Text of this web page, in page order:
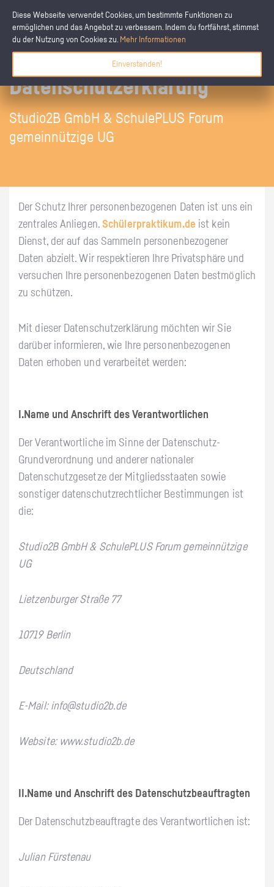
Diese Webseite verwendet Cookies, um bestimmte Funktionen zu
ermöglichen und das Angebot zu verbessern. Indem du fortfährst, stimmst
du der Nutzung von Cookies zu. Mehr Informationen
Einverstanden!
Datenschutzerklärung
Studio2B GmbH & SchulePLUS Forum
gemeinnützige UG
Der Schutz Ihrer personenbezogenen Daten ist uns ein
zentrales Anliegen. Schülerpraktikum.de ist kein
Dienst, der auf das Sammeln personenbezogener
Daten abzielt. Wir respektieren Ihre Privatsphäre und
versuchen Ihre personenbezogenen Daten bestmöglich
zu schützen.
Mit dieser Datenschutzerklärung möchten wir Sie
darüber informieren, wie Ihre personenbezogenen
Daten erhoben und verarbeitet werden:
I.Name und Anschrift des Verantwortlichen
Der Verantwortliche im Sinne der Datenschutz-
Grundverordnung und anderer nationaler
Datenschutzgesetze der Mitgliedsstaaten sowie
sonstiger datenschutzrechtlicher Bestimmungen ist
die:
Studio2B GmbH & SchulePLUS Forum gemeinnützige
UG
Lietzenburger Straße 77
10719 Berlin
Deutschland
E-Mail: info@studio2b.de
Website: www.studio2b.de
II.Name und Anschrift des Datenschutzbeauftragten
Der Datenschutzbeauftragte des Verantwortlichen ist:
Julian Fürstenau